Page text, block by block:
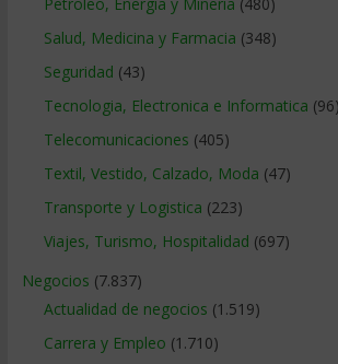
Salud, Medicina y Farmacia (348)
Seguridad (43)
Tecnologia, Electronica e Informatica (96)
Telecomunicaciones (405)
Textil, Vestido, Calzado, Moda (47)
Transporte y Logistica (223)
Viajes, Turismo, Hospitalidad (697)
Negocios (7.837)
Actualidad de negocios (1.519)
Carrera y Empleo (1.710)